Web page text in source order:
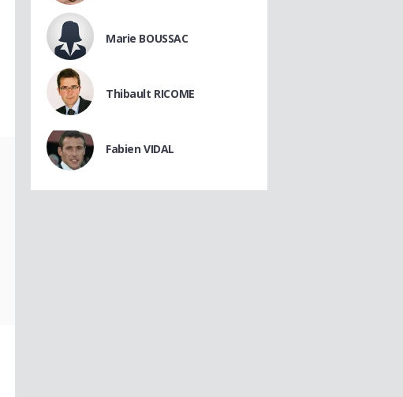
Marie BOUSSAC
Thibault RICOME
Fabien VIDAL